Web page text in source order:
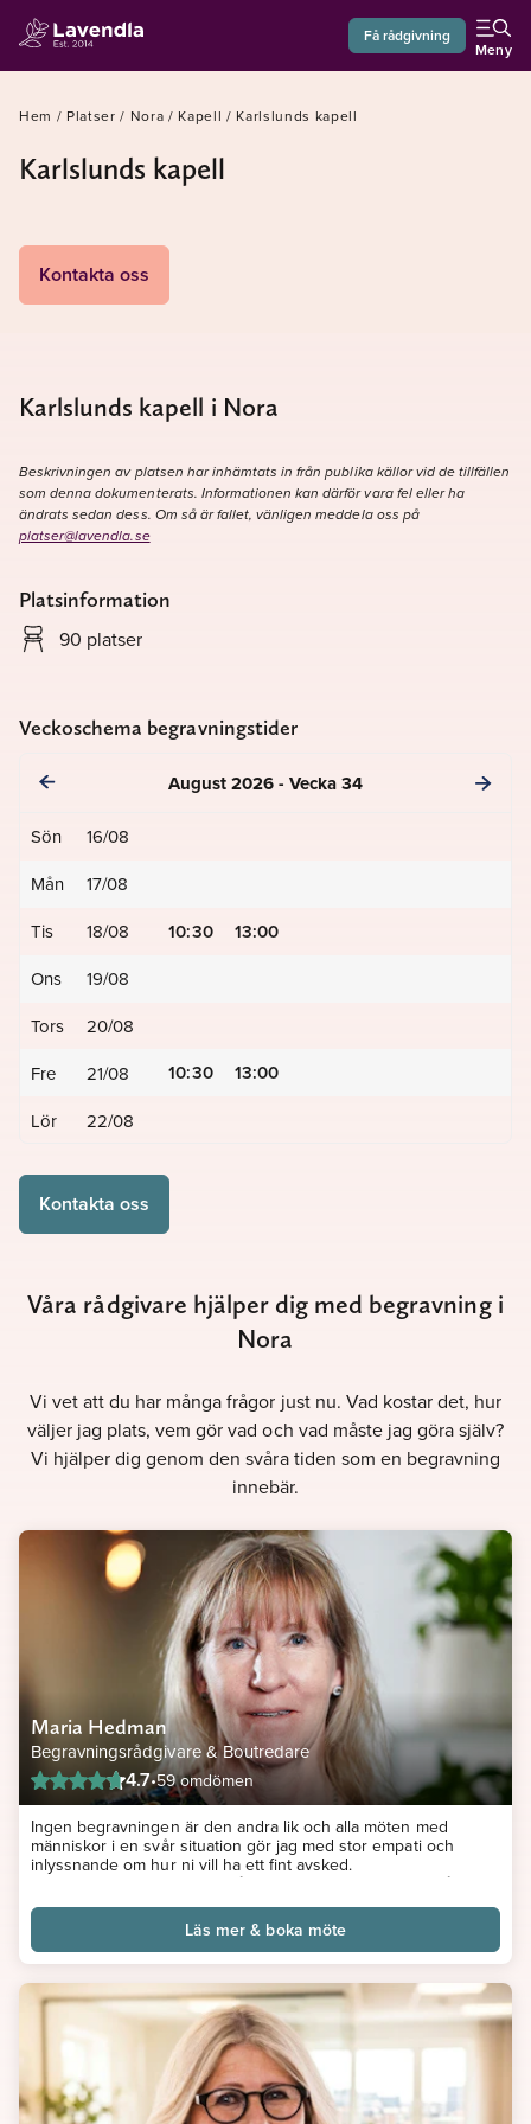
Få rådgivning
Meny
Hem / Platser / Nora / Kapell / Karlslunds kapell
Karlslunds kapell
Kontakta oss
Karlslunds kapell i Nora
Beskrivningen av platsen har inhämtats in från publika källor vid de tillfällen
som denna dokumenterats. Informationen kan därför vara fel eller ha
ändrats sedan dess. Om så är fallet, vänligen meddela oss på
platser@lavendla.se
Platsinformation
90 platser
Veckoschema begravningstider
August 2026 - Vecka 34
Sön
16/08
Mån
17/08
Tis
18/08 10:30
13:00
Ons
19/08
Tors
20/08
Fre
21/08 10:30
13:00
Lör
22/08
Kontakta oss
Våra rådgivare hjälper dig med begravning i
Nora
Vi vet att du har många frågor just nu. Vad kostar det, hur
väljer jag plats, vem gör vad och vad måste jag göra själv?
Vi hjälper dig genom den svåra tiden som en begravning
innebär.
Maria Hedman
Begravningsrådgivare & Boutredare
4.7•59 omdömen
Ingen begravningen är den andra lik och alla möten med
människor i en svår situation gör jag med stor empati och
inlyssnande om hur ni vill ha ett fint avsked.
Kontakt med människor är något som alltid varit genomgående i
mitt arbete.
Jag har alltid jobbat med begravningsblommor och driver en
blomsteraffär som jag idag jobbar parallellt med mitt arbete som
rådgivare för begravningar.
Läs mer & boka möte